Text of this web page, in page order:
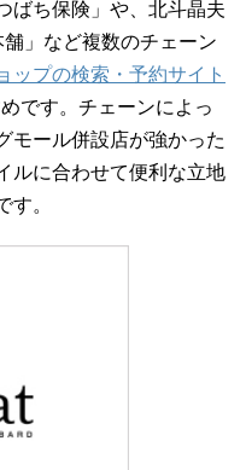
ばち保険」や、北斗晶夫
」など複数のチェーン
ップの検索・予約サイト
です。チェーンによっ
モール併設店が強かった
ルに合わせて便利な立地
す。